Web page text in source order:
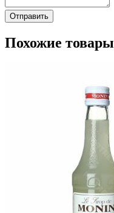
Отправить
Похожие товары